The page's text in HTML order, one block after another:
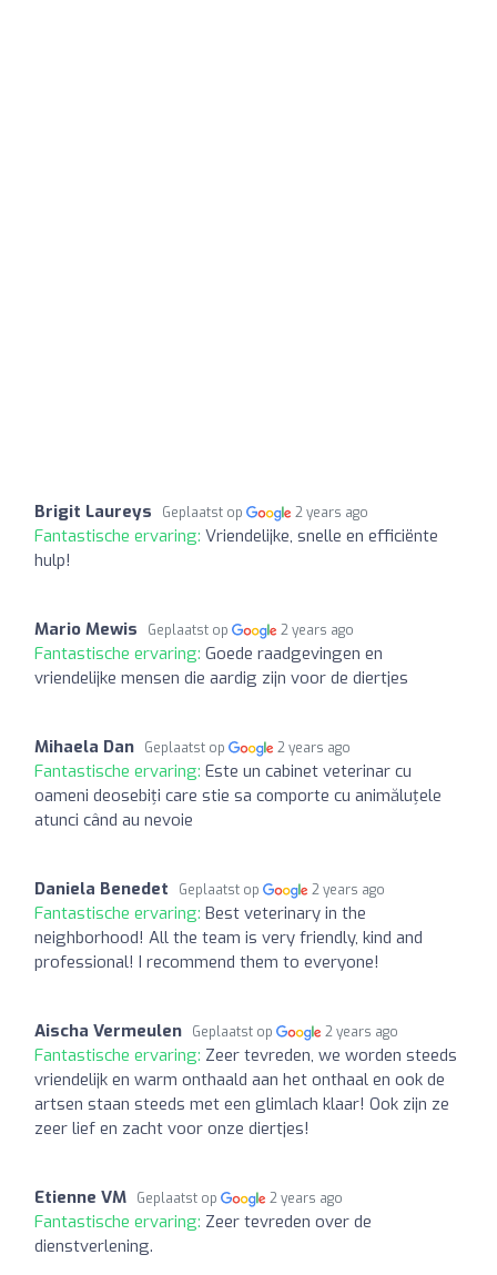
Brigit Laureys Geplaatst op 2 years ago
Fantastische ervaring: Vriendelijke, snelle en efficiënte
hulp!
Mario Mewis Geplaatst op 2 years ago
Fantastische ervaring: Goede raadgevingen en
vriendelijke mensen die aardig zijn voor de diertjes
Mihaela Dan Geplaatst op 2 years ago
Fantastische ervaring: Este un cabinet veterinar cu
oameni deosebiți care stie sa comporte cu animăluțele
atunci când au nevoie
Daniela Benedet Geplaatst op 2 years ago
Fantastische ervaring: Best veterinary in the
neighborhood! All the team is very friendly, kind and
professional! I recommend them to everyone!
Aischa Vermeulen Geplaatst op 2 years ago
Fantastische ervaring: Zeer tevreden, we worden steeds
vriendelijk en warm onthaald aan het onthaal en ook de
artsen staan steeds met een glimlach klaar! Ook zijn ze
zeer lief en zacht voor onze diertjes!
Etienne VM Geplaatst op 2 years ago
Fantastische ervaring: Zeer tevreden over de
dienstverlening.